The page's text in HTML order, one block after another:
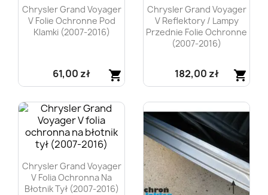
Chrysler Grand Voyager
V Folie Ochronne Pod
Klamki (2007-2016)
shopping_cart
61,00 zł
Szybki podgląd
Chrysler Grand Voyager
V Reflektory / Lampy
Przednie Folie Ochronne
(2007-2016)
shopping_cart
182,00 zł
Szybki podgląd
Chrysler Grand Voyager
V Folia Ochronna Na
Błotnik Tył (2007-2016)